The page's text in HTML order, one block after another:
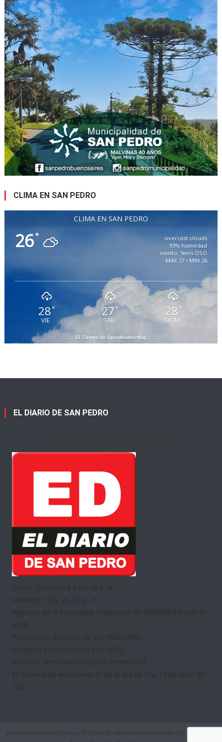
CLIMA EN SAN PEDRO
CLIMA EN SAN PEDRO
26°
overcast clouds
93% humedad
viento: 9m/s OSO
MAX 27 • MIN 26
28°
VIE
27 °
SAB
28 °
DOM
El Tiempo de OpenWeatherMap
EL DIARIO DE SAN PEDRO
Lunes - Viernes: 9 a.m.-16 p.m.
Sábados: 10 a. m.-13 p. m.
Registro de la Propiedad Intelectual Nº 5335348 Edición Nº
6168
Propietario: El Diario de San Pedro SRL.
Fundado el 7 de Octubre de 2002
Director: Fernando González Bettendorff
El numero de emisión es 6168 al día de hoy 12 de abril de
2021
eldiariodesanpedro.com.ar © Todos los derechos reservados 2022